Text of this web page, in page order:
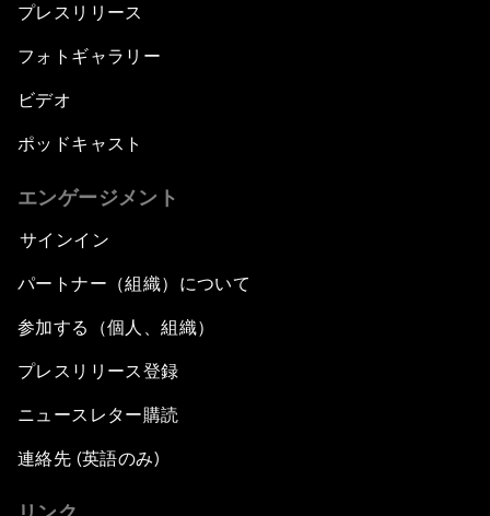
プレスリリース
フォトギャラリー
ビデオ
ポッドキャスト
エンゲージメント
サインイン
パートナー（組織）について
参加する（個人、組織）
プレスリリース登録
ニュースレター購読
連絡先 (英語のみ)